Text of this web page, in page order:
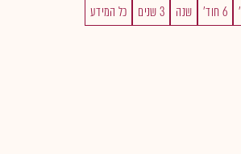
6 חוד' שנה 3 שנים כל המידע